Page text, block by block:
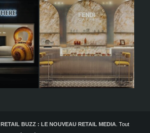
RETAIL BUZZ : LE NOUVEAU RETAIL MEDIA. Tout